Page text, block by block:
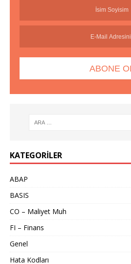
KATEGORILER
ABAP
BASIS
CO – Maliyet Muh
FI – Finans
Genel
Hata Kodları